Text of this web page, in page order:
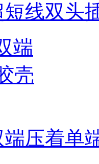
短线双头
端压着单